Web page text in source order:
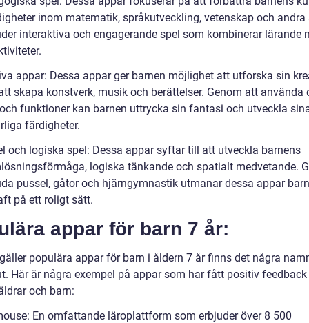
inom matematik, språkutveckling, vetenskap och andra
interaktiva och engagerande spel som kombinerar lärande
appar: Dessa appar ger barnen möjlighet att utforska sin
skapa konstverk, musik och berättelser. Genom att använda
funktioner kan barnen uttrycka sin fantasi och utveckla
färdigheter.
och logiska spel: Dessa appar syftar till att utveckla barnens
logiska tänkande och spatialt medvetande.
pussel, gåtor och hjärngymnastik utmanar dessa appar
på ett roligt sätt.
appar för barn 7 år:
populära appar för barn i åldern 7 år finns det några
Här är några exempel på appar som har fått positiv
och barn:
En omfattande läroplattform som erbjuder över 8 500